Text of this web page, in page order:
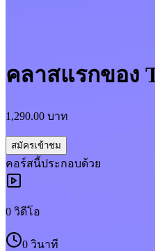
คลาสแรกของ
1,290.00 บาท
สมัครเข้าชม
คอร์สนี้ประกอบด้วย
0 วิดีโอ
0 วินาที